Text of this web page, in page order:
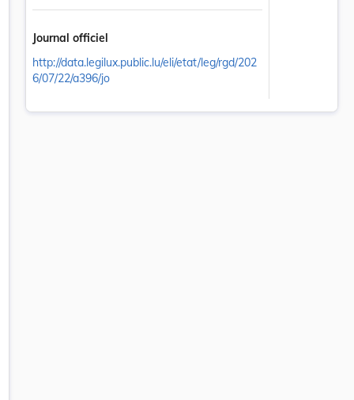
Journal officiel
http://data.legilux.public.lu/eli/etat/leg/rgd/202
6/07/22/a396/jo